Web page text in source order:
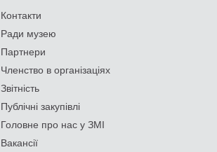
Контакти
Ради музею
Партнери
Членство в організаціях
Звітність
Публічні закупівлі
Головне про нас у ЗМІ
Вакансії